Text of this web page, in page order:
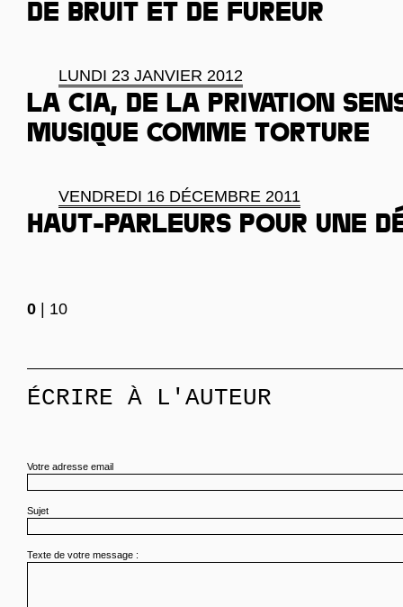
De bruit et de fureur
LUNDI 23 JANVIER 2012
La CIA, de la privation
musique comme torture
VENDREDI 16 DÉCEMBRE 2011
Haut-parleurs pour une
0 10
ÉCRIRE À L'AUTEUR
Votre adresse email
Sujet
Texte de votre message :